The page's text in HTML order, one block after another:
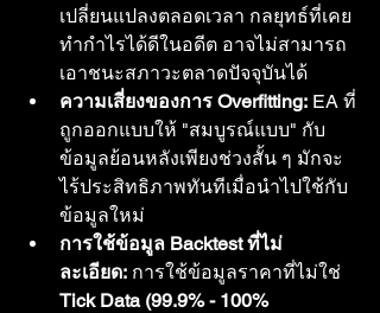
เปลี่ยนแปลงตลอดเวลา กลยุทธ์ที่เคย
ทำกำไรได้ดีในอดีต อาจไม่สามารถ
เอาชนะสภาวะตลาดปัจจุบันได้
ความเสี่ยงของการ Overfitting: EA ที่
ถูกออกแบบให้ "สมบูรณ์แบบ" กับ
ข้อมูลย้อนหลังเพียงช่วงสั้น ๆ มักจะ
ไร้ประสิทธิภาพทันทีเมื่อนำไปใช้กับ
ข้อมูลใหม่
การใช้ข้อมูล Backtest ที่ไม่
ละเอียด: การใช้ข้อมูลราคาที่ไม่ใช่
Tick Data (99.9% - 100%